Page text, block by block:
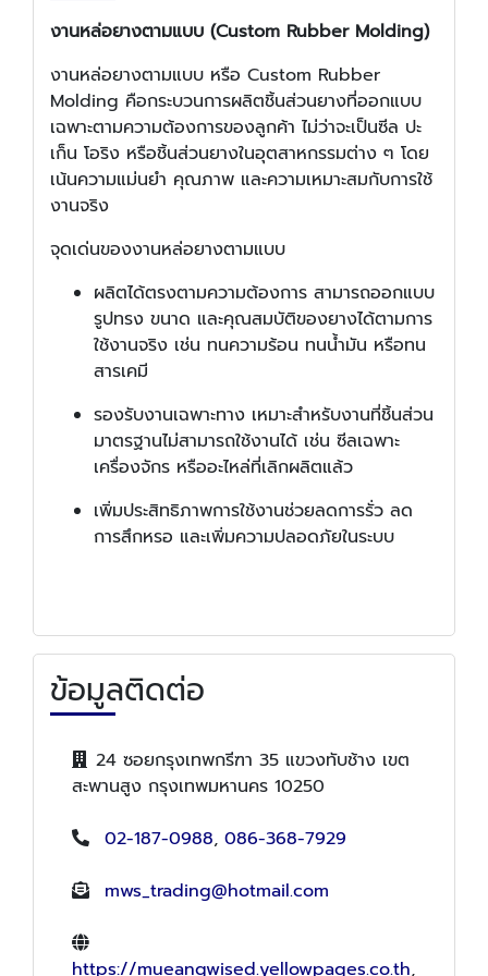
งานหล่อยางตามแบบ (Custom Rubber Molding)
งานหล่อยางตามแบบ หรือ Custom Rubber
Molding คือกระบวนการผลิตชิ้นส่วนยางที่ออกแบบ
เฉพาะตามความต้องการของลูกค้า ไม่ว่าจะเป็นซีล ปะ
เก็น โอริง หรือชิ้นส่วนยางในอุตสาหกรรมต่าง ๆ โดย
เน้นความแม่นยำ คุณภาพ และความเหมาะสมกับการใช้
งานจริง
จุดเด่นของงานหล่อยางตามแบบ
ผลิตได้ตรงตามความต้องการ สามารถออกแบบ
รูปทรง ขนาด และคุณสมบัติของยางได้ตามการ
ใช้งานจริง เช่น ทนความร้อน ทนน้ำมัน หรือทน
สารเคมี
รองรับงานเฉพาะทาง เหมาะสำหรับงานที่ชิ้นส่วน
มาตรฐานไม่สามารถใช้งานได้ เช่น ซีลเฉพาะ
เครื่องจักร หรืออะไหล่ที่เลิกผลิตแล้ว
เพิ่มประสิทธิภาพการใช้งานช่วยลดการรั่ว ลด
การสึกหรอ และเพิ่มความปลอดภัยในระบบ
ข้อมูลติดต่อ
24 ซอยกรุงเทพกรีฑา 35 แขวงทับช้าง เขต
สะพานสูง กรุงเทพมหานคร 10250
02-187-0988, 086-368-7929
mws_trading@hotmail.com
https://mueangwised.yellowpages.co.th,